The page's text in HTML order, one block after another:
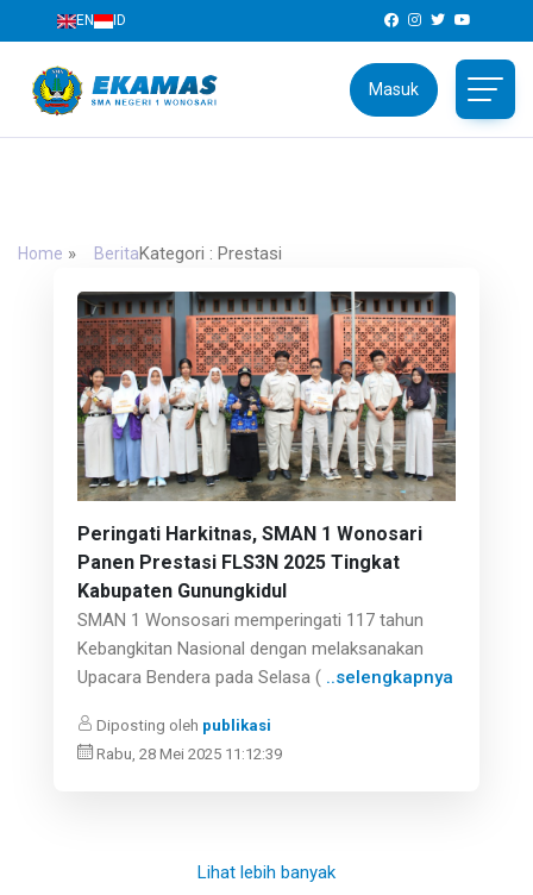
EN ID
Masuk
Home » BeritaKategori : Prestasi
Peringati Harkitnas, SMAN 1 Wonosari
Panen Prestasi FLS3N 2025 Tingkat
Kabupaten Gunungkidul
SMAN 1 Wonsosari memperingati 117 tahun
Kebangkitan Nasional dengan melaksanakan
Upacara Bendera pada Selasa ( ..selengkapnya
Diposting oleh publikasi
Rabu, 28 Mei 2025 11:12:39
Lihat lebih banyak